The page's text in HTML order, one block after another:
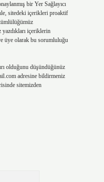
bir Yer Sağlayıcı
sitedeki içerikleri proaktif
içeriklerin
üye olarak bu sorumluluğu
olduğunu düşündüğünüz
adresine bildirmeniz
sitemizden